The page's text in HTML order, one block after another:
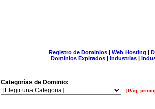
Registro de Dominios| Web Hosting |
Dominios Expirados | Industrias |
Categorías de Dominio:
[Pág.